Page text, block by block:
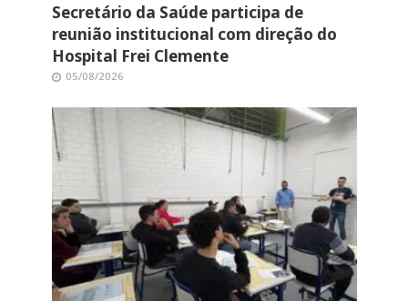
Secretário da Saúde participa de
reunião institucional com direção do
Hospital Frei Clemente
05/08/2026